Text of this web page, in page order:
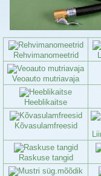
Rehvimanomeetrid
Veoauto mutriavaja
Heeblikaitse
Kõvasulamfreesid
Raskuse tangid